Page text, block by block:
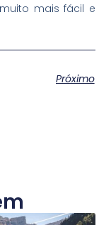
mais fácil e
Próximo